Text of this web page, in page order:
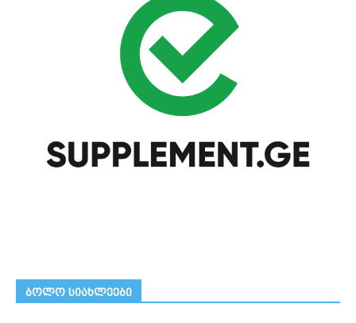
ᲑᲝᲚᲝ ᲡᲘᲐᲮᲚᲔᲔᲑᲘ